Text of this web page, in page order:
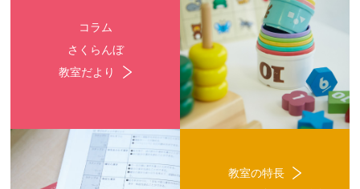
コラム
さくらんぼ
教室だより
教室の特長